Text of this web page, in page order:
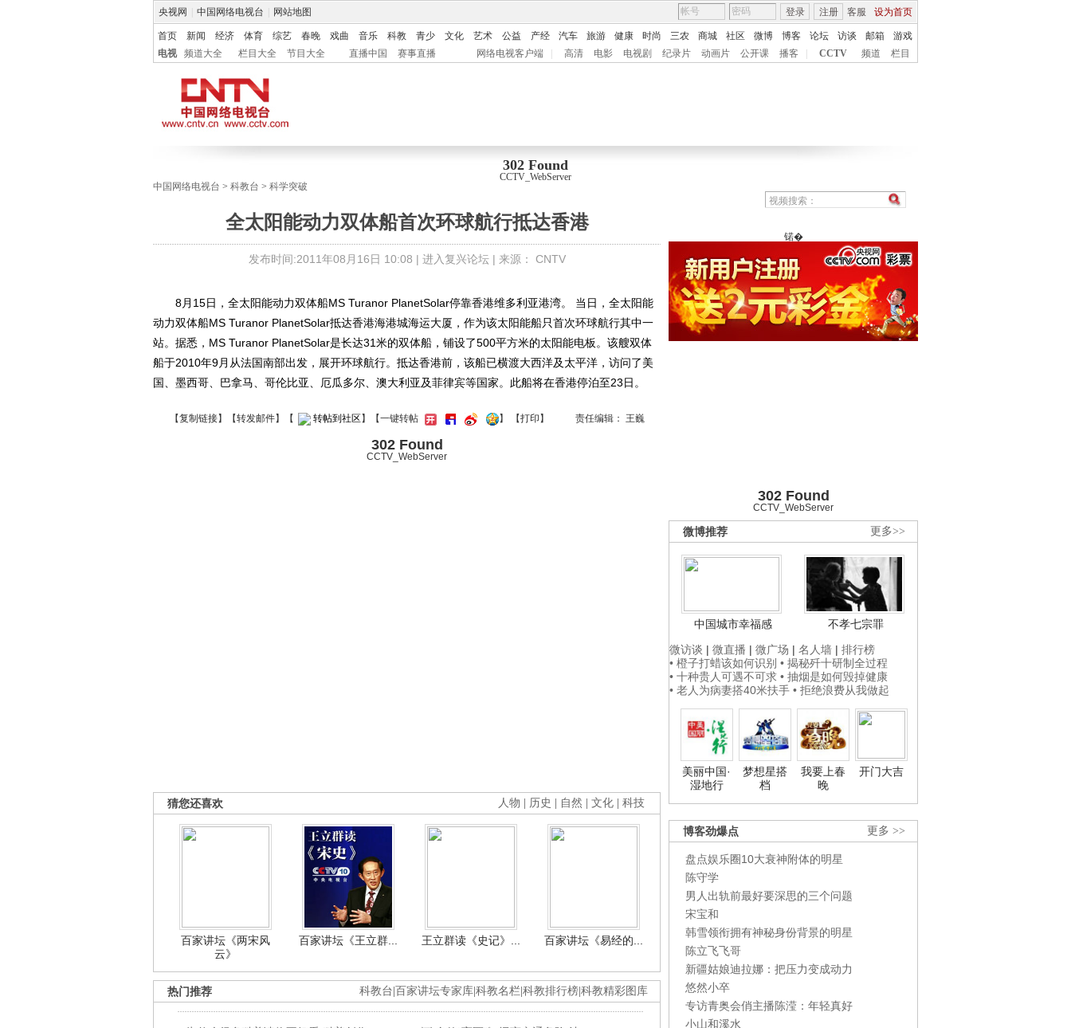
央视网 中国网络电视台 网站地图 客服 设为首页
登录 注册
首页 新闻 经济 体育 综艺 春晚 戏曲 音乐 科教 青少 文化 艺术 公益 产经 汽车 旅游 健康 时尚 三农 商城 社区 微博 博客 论坛 访谈 邮箱
游戏
电视
频道大全 栏目大全 节目大全 直播中国 赛事直播 网络电视客户端 高清 电影 电视剧 纪录片 动画片 公开课 播客 CCTV 频道 栏目
302 Found
CCTV_WebServer
中国网络电视台 > 科教台 > 科学突破
锘�
302 Found
CCTV_WebServer
更多>>
微博推荐
中国城市幸福感
不孝七宗罪
微访谈 | 微直播 | 微广场 | 名人墙 | 排行榜
• 橙子打蜡该如何识别 • 揭秘歼十研制全过程
• 十种贵人可遇不可求 • 抽烟是如何毁掉健康
• 老人为病妻搭40米扶手 • 拒绝浪费从我做起
美丽中国·
湿地行
梦想星搭
档
我要上春
晚
开门大吉
更多 >>
博客劲爆点
盘点娱乐圈10大衰神附体的明星
陈守学
男人出轨前最好要深思的三个问题
宋宝和
韩雪领衔拥有神秘身份背景的明星
陈立飞飞哥
新疆姑娘迪拉娜：把压力变成动力
悠然小卒
专访青奥会俏主播陈滢：年轻真好
小山和溪水
全太阳能动力双体船首次环球航行抵达香港
发布时间:2011年08月16日 10:08 | 进入复兴论坛| 来源： CNTV
8月15日，全太阳能动力双体船MS Turanor PlanetSolar停靠香港维多利亚港湾。 当日，全太阳能
动力双体船MS Turanor PlanetSolar抵达香港海港城海运大厦，作为该太阳能船只首次环球航行其中一
站。据悉，MS Turanor PlanetSolar是长达31米的双体船，铺设了500平方米的太阳能电板。该艘双体
船于2010年9月从法国南部出发，展开环球航行。抵达香港前，该船已横渡大西洋及太平洋，访问了美
国、墨西哥、巴拿马、哥伦比亚、厄瓜多尔、澳大利亚及菲律宾等国家。此船将在香港停泊至23日。
【复制链接】【转发邮件】 【 转帖到社区 】【一键转帖 】 【打印 】 责任编辑： 王巍
302 Found
CCTV_WebServer
人物 历史 自然 文化 科技
猜您还喜欢
百家讲坛《两宋风
云》
百家讲坛《王立群... 王立群读《史记》... 百家讲坛《易经的...
科教台 百家讲坛专家库 科教名栏 科教排行榜 科教精彩图库
热门推荐